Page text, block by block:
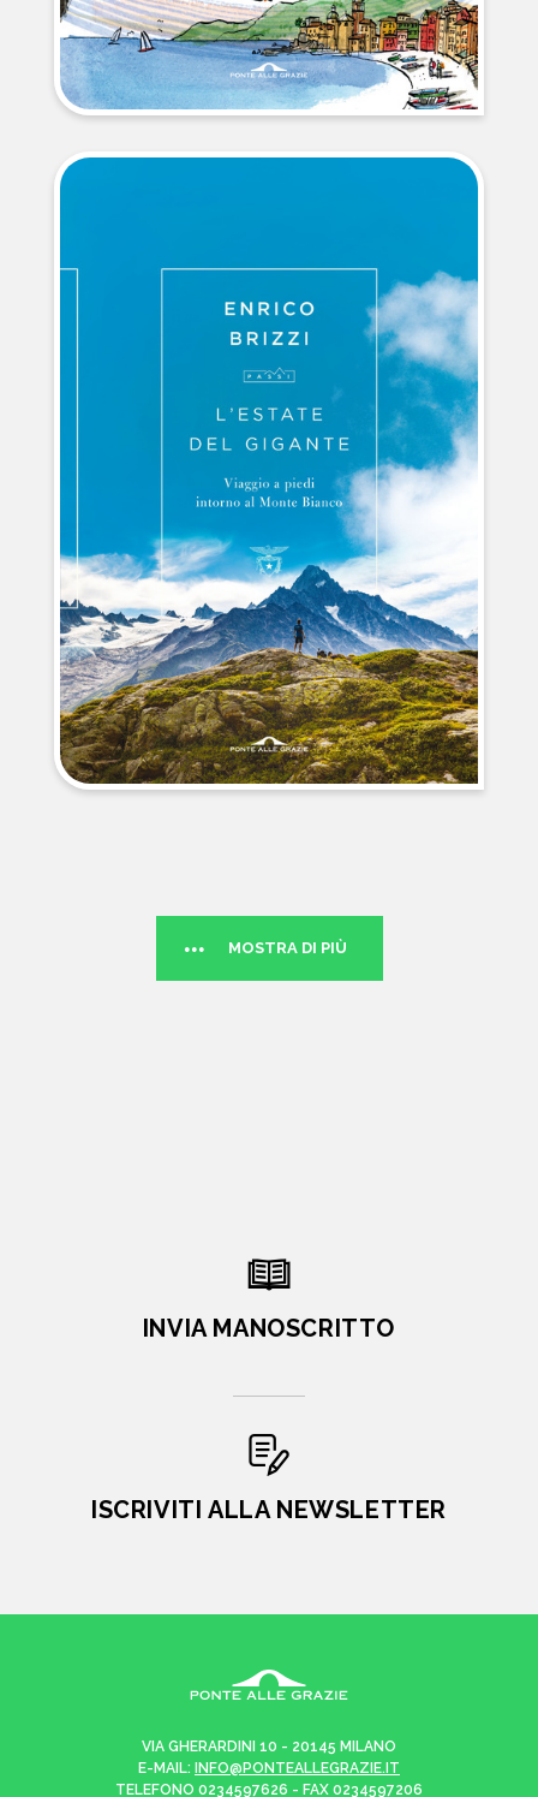
MOSTRA DI PIÙ
INVIA MANOSCRITTO
ISCRIVITI ALLA NEWSLETTER
VIA GHERARDINI 10 - 20145 MILANO
E-MAIL: INFO@PONTEALLEGRAZIE.IT
TELEFONO 0234597626 - FAX 0234597206